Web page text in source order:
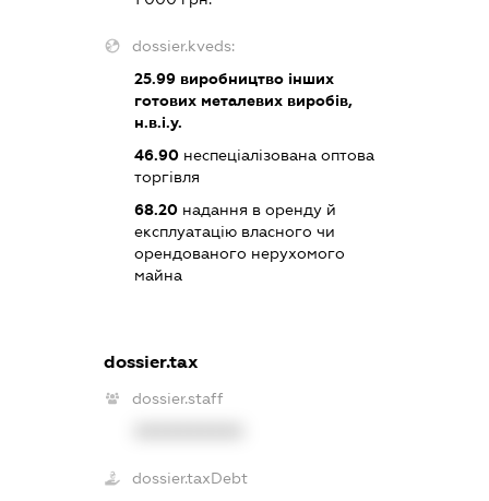
dossier.kveds:
25.99виробництво інших
готових металевих виробів,
н.в.і.у.
46.90неспеціалізована оптова
торгівля
68.20надання в оренду й
експлуатацію власного чи
орендованого нерухомого
майна
dossier.tax
dossier.staff
dossier.taxDebt